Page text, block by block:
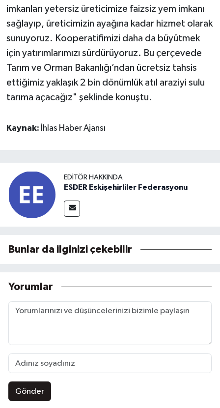
imkanları yetersiz üreticimize faizsiz yem imkanı
sağlayıp, üreticimizin ayağına kadar hizmet olarak
sunuyoruz. Kooperatifimizi daha da büyütmek
için yatırımlarımızı sürdürüyoruz. Bu çerçevede
Tarım ve Orman Bakanlığı’ndan ücretsiz tahsis
ettiğimiz yaklaşık 2 bin dönümlük atıl araziyi sulu
tarıma açacağız" şeklinde konuştu.
Kaynak: İhlas Haber Ajansı
EDITÖR HAKKINDA
ESDER Eskişehirliler Federasyonu
Bunlar da ilginizi çekebilir
Yorumlar
Gönder